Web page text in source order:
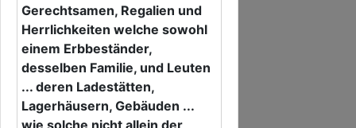
Gerechtsamen, Regalien und
Herrlichkeiten welche sowohl
einem Erbbeständer,
desselben Familie, und Leuten
... deren Ladestätten,
Lagerhäusern, Gebäuden ...
wie solche nicht allein der